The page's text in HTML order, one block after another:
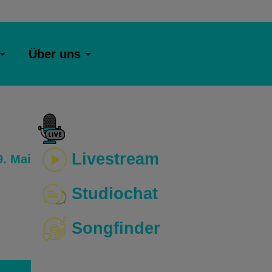
Über uns
Mai
Livestream
Studiochat
Songfinder